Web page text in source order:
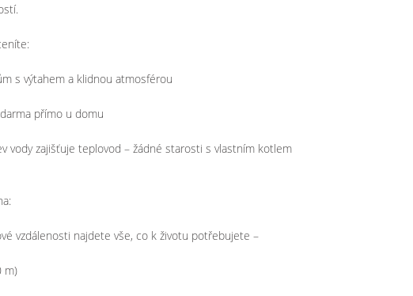
s výtahem a klidnou atmosférou
přímo u domu
vody zajišťuje teplovod – žádné starosti s vlastním kotlem
vzdálenosti najdete vše, co k životu potřebujete –
m)